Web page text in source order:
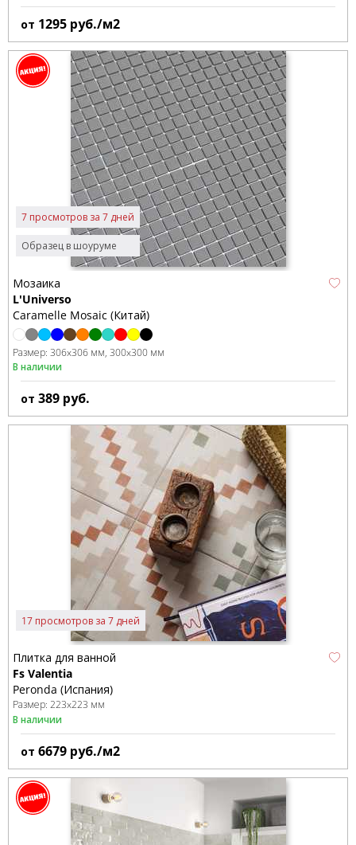
от 1295 руб./м2
Образец в шоуруме
7 просмотров за 7 дней
Мозаика
L'Universo
Caramelle Mosaic (Китай)
Размер: 306x306 мм 300x300 мм
В наличии
от 389 руб.
17 просмотров за 7 дней
Плитка для ванной
Fs Valentia
Peronda (Испания)
Размер: 223x223 мм
В наличии
от 6679 руб./м2